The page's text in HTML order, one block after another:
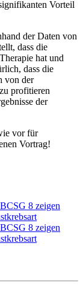
Vorteil
der Daten von
dass die
hat und
dass die
von der
profitieren
der
vor für
Vortrag!